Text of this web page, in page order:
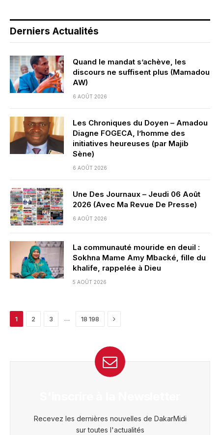
Derniers Actualités
Quand le mandat s’achève, les
discours ne suffisent plus (Mamadou
AW)
6 AOÛT 2026
Les Chroniques du Doyen – Amadou
Diagne FOGECA, l’homme des
initiatives heureuses (par Majib
Sène)
6 AOÛT 2026
Une Des Journaux – Jeudi 06 Août
2026 (Avec Ma Revue De Presse)
6 AOÛT 2026
La communauté mouride en deuil :
Sokhna Mame Amy Mbacké, fille du
khalife, rappelée à Dieu
5 AOÛT 2026
1 2 3 … 18 198 Next
Recevez les dernières nouvelles de DakarMidi
sur toutes l'actualités